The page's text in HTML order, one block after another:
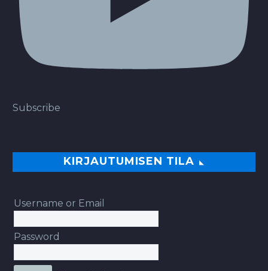
Subscribe
KIRJAUTUMISEN TILA
Username or Email
Password